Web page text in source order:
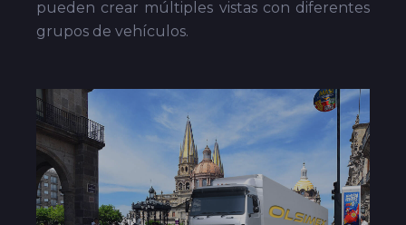
pueden crear múltiples vistas con diferentes
grupos de vehículos.